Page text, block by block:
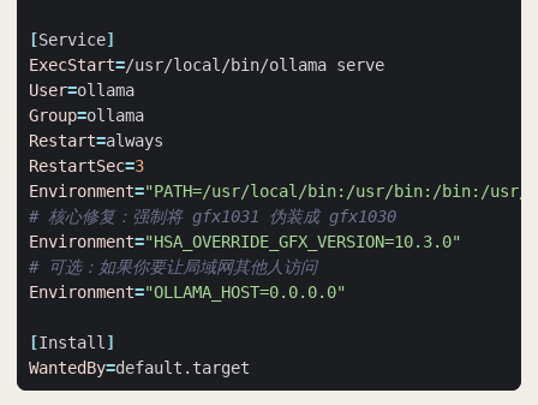
[Service]
ExecStart=
User=
Group=
Restart=
RestartSec=3
Environment="PATH=/usr/local/bin:/usr/bin:/bin:/usr/
# 核心修复：强制将 gfx1031 伪装成 gfx1030
Environment="HSA_OVERRIDE_GFX_VERSION=10.3.0"
# 可选：如果你要让局域网其他人访问
Environment="OLLAMA_HOST=0.0.0.0"
[Install ]
WantedBy=